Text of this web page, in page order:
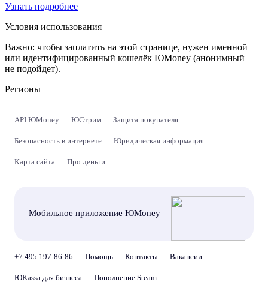
Узнать подробнее
Условия использования
Важно: чтобы заплатить на этой странице, нужен именной
или идентифицированный кошелёк ЮMoney (анонимный
не подойдет).
Регионы
API ЮMoney ЮСтрим Защита покупателя
Безопасность в интернете Юридическая информация
Карта сайта Про деньги
Мобильное приложение ЮMoney
+7 495 197-86-86 Помощь Контакты Вакансии
ЮKassa для бизнеса Пополнение Steam